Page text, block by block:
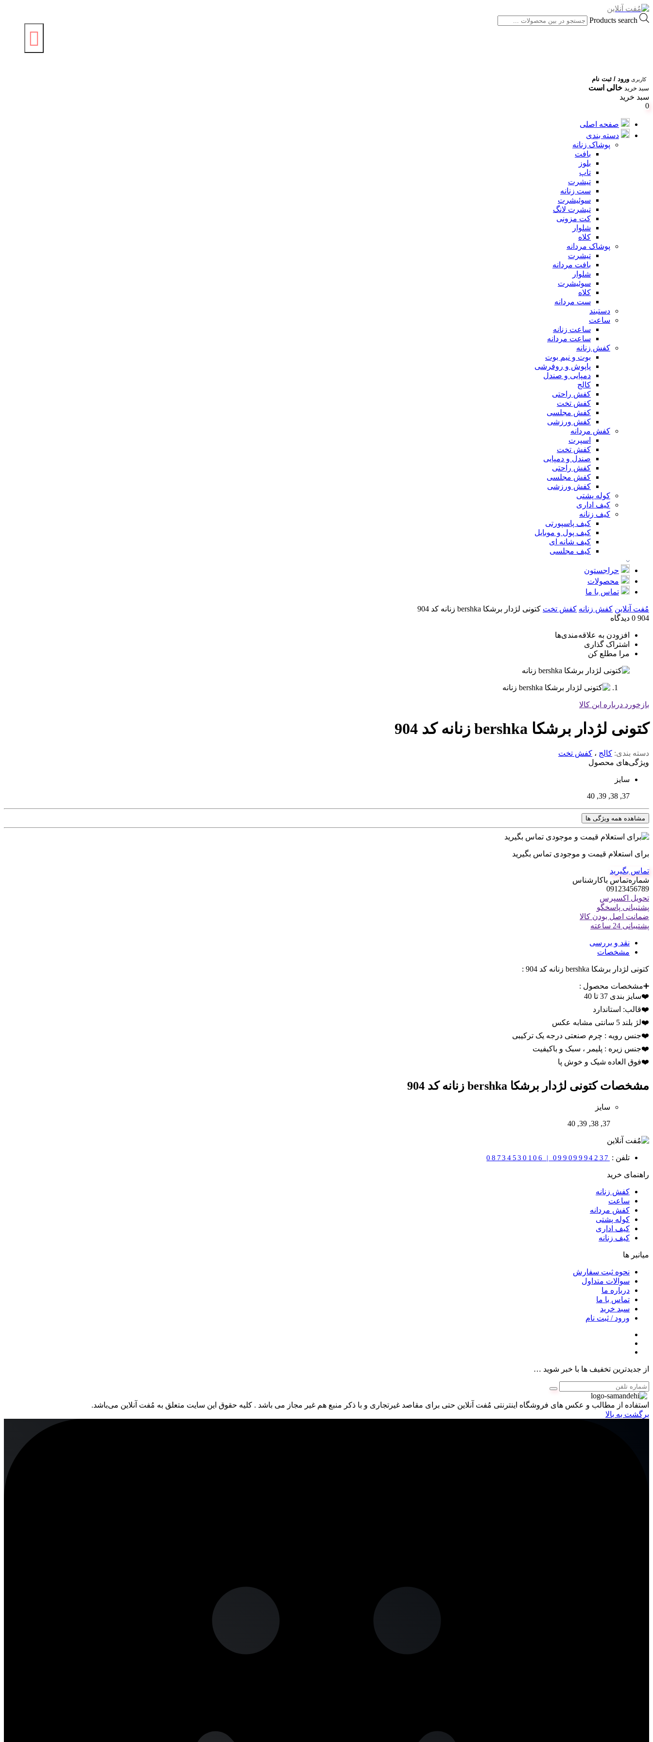
Products search
کاربری ورود / ثبت نام
سبد خرید خالی است
سبد خرید
0
صفحه اصلی
دسته بندی
پوشاک زنانه
بافت
بلوز
تاپ
تیشرت
ست زنانه
سوئیشرت
تیشرت لانگ
کت مزونی
شلوار
کلاه
پوشاک مردانه
تیشرت
بافت مردانه
شلوار
سوئیشرت
کلاه
ست مردانه
دستبند
ساعت
ساعت زنانه
ساعت مردانه
کفش زنانه
بوت و نیم بوت
پاپوش و روفرشی
دمپایی و صندل
کالج
کفش راحتی
کفش تخت
کفش مجلسی
کفش ورزشی
کفش مردانه
اسپرت
کفش تخت
صندل و دمپایی
کفش راحتی
کفش مجلسی
کفش ورزشی
کوله پشتی
کیف اداری
کیف زنانه
کیف پاسپورتی
کیف پول و موبایل
کیف شانه ای
کیف مجلسی
حراجستون
محصولات
تماس با ما
مُفت آنلاین کفش زنانه کفش تخت کتونی لژدار برشکا bershka زنانه کد 904
904 0 دیدگاه
افزودن به علاقه‌مندی‌ها
اشتراک گذاری
مرا مطلع کن
بازخورد درباره این کالا
کتونی لژدار برشکا bershka زنانه کد 904
دسته بندی: کالج ، کفش تخت
ویژگی‌های محصول
سایز
37, 38, 39, 40
مشاهده همه ویژگی ها
برای استعلام قیمت و موجودی تماس بگیرید
تماس بگیرید
شماره‌تماس‌ با‌کارشناس
09123456789
تحویل اکسپرس
پشتیبانی پاسخگو
ضمانت اصل بودن کالا
پشتیبانی 24 ساعته
نقد و بررسی
مشخصات
کتونی لژدار برشکا bershka زنانه کد 904 :
➕مشخصات محصول :
❤️سایز بندی 37 تا 40
❤️قالب: استاندارد
❤️لژ بلند 5 سانتی مشابه عکس
❤️جنس رویه : چرم صنعتی درجه یک ترکیبی
❤️جنس زیره : پلیمر ، سبک و باکیفیت
❤️فوق العاده شیک و خوش پا
مشخصاتکتونی لژدار برشکا bershka زنانه کد 904
سایز
37, 38, 39, 40
تلفن : 08734530106 | 09909994237
راهنمای خرید
کفش زنانه
ساعت
کفش مردانه
کوله پشتی
کیف اداری
کیف زنانه
میانبر ها
نحوه ثبت سفارش
سوالات متداول
درباره ما
تماس با ما
سبد خرید
ورود / ثبت نام
از جدیدترین تخفیف ها با خبر شوید …
استفاده از مطالب و عکس های فروشگاه اینترنتی مُفت آنلاین حتی برای مقاصد غیرتجاری و با ذکر منبع هم غیر مجاز می باشد . کلیه حقوق این سایت متعلق به مُفت آنلاین می‌باشد.
برگشت به بالا